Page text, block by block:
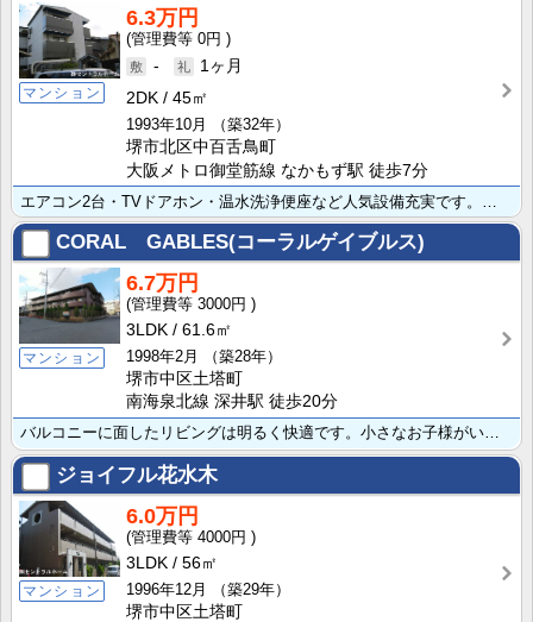
マンション
6.3万円
0円
-
1ヶ月
2DK
45㎡
1993年10月
（築32年）
堺市北区中百舌鳥町
大阪メトロ御堂筋線 なかもず駅 徒歩7分
CORAL GABLES(コーラルゲイブルス)
マンション
6.7万円
3000円
3LDK
61.6㎡
1998年2月
（築28年）
堺市中区土塔町
南海泉北線 深井駅 徒歩20分
バルコニーに面したリビングは明るく快適です。小さなお子様がいても、カウンターキッチンから見守りながら･･･
ジョイフル花水木
マンション
6.0万円
4000円
3LDK
56㎡
1996年12月
（築29年）
堺市中区土塔町